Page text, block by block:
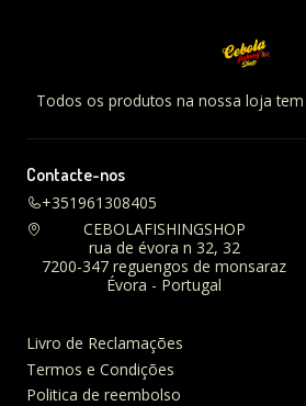
Todos os produtos na nossa loja
Contacte-nos
+351961308405
CEBOLAFISHINGSHOP
rua de évora n 32, 32
7200-347 reguengos de monsaraz
Évora - Portugal
Livro de Reclamações
Termos e Condições
Politica de reembolso